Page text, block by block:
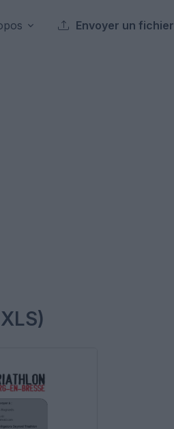
Envoyer un fichier